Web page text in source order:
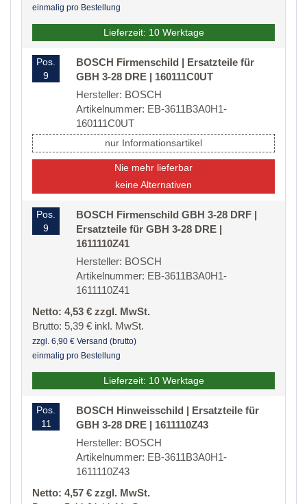
einmalig pro Bestellung
Lieferzeit: 10 Werktage
Pos.
9
BOSCH Firmenschild | Ersatzteile für
GBH 3-28 DRE | 160111C0UT
Hersteller: BOSCH
Artikelnummer: EB-3611B3A0H1-
160111C0UT
nur Informationsartikel
Nie mehr lieferbar
keine Alternativen
Pos.
9
BOSCH Firmenschild GBH 3-28 DRF |
Ersatzteile für GBH 3-28 DRE |
1611110Z41
Hersteller: BOSCH
Artikelnummer: EB-3611B3A0H1-
1611110Z41
Netto: 4,53 € zzgl. MwSt.
Brutto: 5,39 € inkl. MwSt.
zzgl. 6,90 € Versand (brutto)
einmalig pro Bestellung
Lieferzeit: 10 Werktage
Pos.
11
BOSCH Hinweisschild | Ersatzteile für
GBH 3-28 DRE | 1611110Z43
Hersteller: BOSCH
Artikelnummer: EB-3611B3A0H1-
1611110Z43
Netto: 4,57 € zzgl. MwSt.